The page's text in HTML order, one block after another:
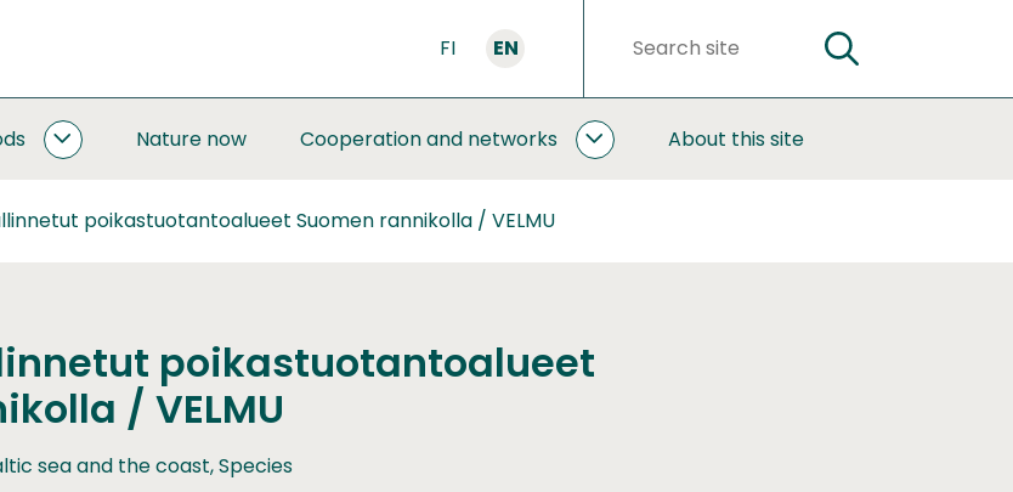
FI EN
Search
SEARCH
MONITORING
SUBPAGES
Nature now Cooperation and networks
COOPERATION
About this site
poikastuotantoalueet Suomen rannikolla / VELMU
poikastuotantoalueet
/ VELMU
sea and the coast, Species